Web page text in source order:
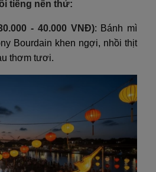
tiếng nên thử:
- 40.000 VNĐ): Bánh mì
Bourdain khen ngợi, nhồi thịt
thơm tươi.